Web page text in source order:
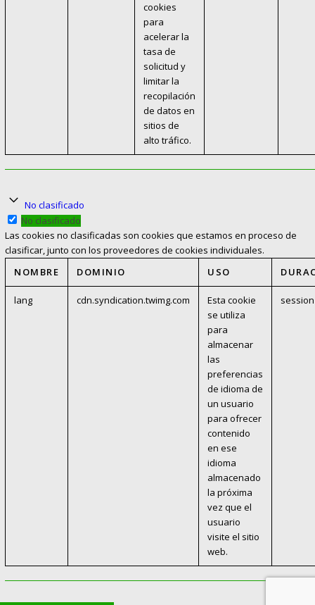
cookies
para
acelerar la
tasa de
solicitud y
limitar la
recopilación
de datos en
sitios de
alto tráfico.
No clasificado
No clasificado
Las cookies no clasificadas son cookies que estamos en proceso de
clasificar, junto con los proveedores de cookies individuales.
NOMBRE
DOMINIO USO
lang cdn.syndication.twimg.com
Esta cookie
se utiliza
para
almacenar
las
preferencias
de idioma de
un usuario
para ofrecer
contenido
en ese
idioma
almacenado
la próxima
vez que el
usuario
visite el sitio
web.
session